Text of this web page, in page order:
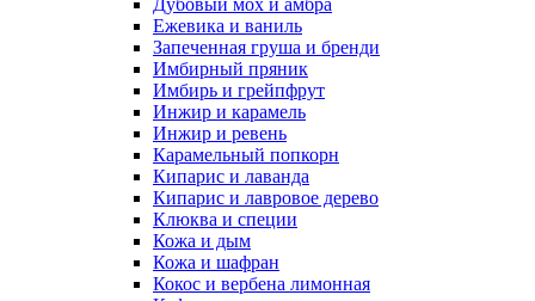
Дубовый мох и амбра
Ежевика и ваниль
Запеченная груша и бренди
Имбирный пряник
Имбирь и грейпфрут
Инжир и карамель
Инжир и ревень
Карамельный попкорн
Кипарис и лаванда
Кипарис и лавровое дерево
Клюква и специи
Кожа и дым
Кожа и шафран
Кокос и вербена лимонная